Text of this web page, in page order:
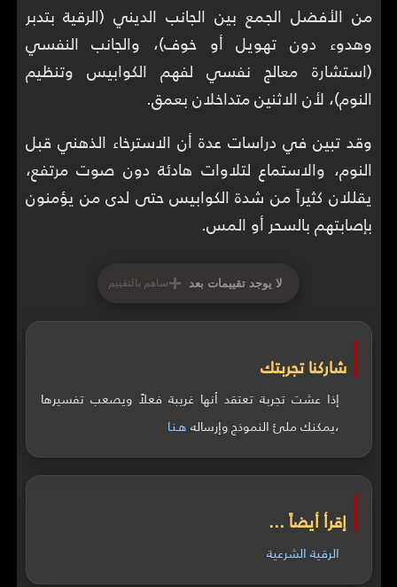
من الأفضل الجمع بين الجانب الديني (الرقية بتدبر
وهدوء دون تهويل أو خوف)، والجانب النفسي
(استشارة معالج نفسي لفهم الكوابيس وتنظيم
النوم)، لأن الاثنين متداخلان بعمق.
وقد تبين في دراسات عدة أن الاسترخاء الذهني قبل
النوم، والاستماع لتلاوات هادئة دون صوت مرتفع،
يقللان كثيراً من شدة الكوابيس حتى لدى من يؤمنون
بإصابتهم بالسحر أو المس.
لا يوجد تقييمات بعد +ساهم بالتقييم
شاركنا تجربتك
إذا عشت تجربة تعتقد أنها غريبة فعلاً ويصعب تفسيرها
،يمكنك ملئ النموذج وإرسالههـنـا
إقرأ أيضاً ...
الرقية الشرعية